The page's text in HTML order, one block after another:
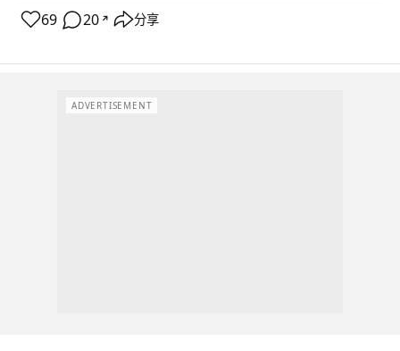
69 20 ↗ 分享
ADVERTISEMENT